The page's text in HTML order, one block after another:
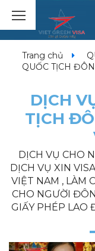
Trang chủ
QUỐC TỊCH
DỊCH
TỊCH
DỊCH VỤ CHO
DỊCH VỤ XIN
VIỆT NAM , LÀM
CHO NGƯỜI
GIẤY PHÉP LAO